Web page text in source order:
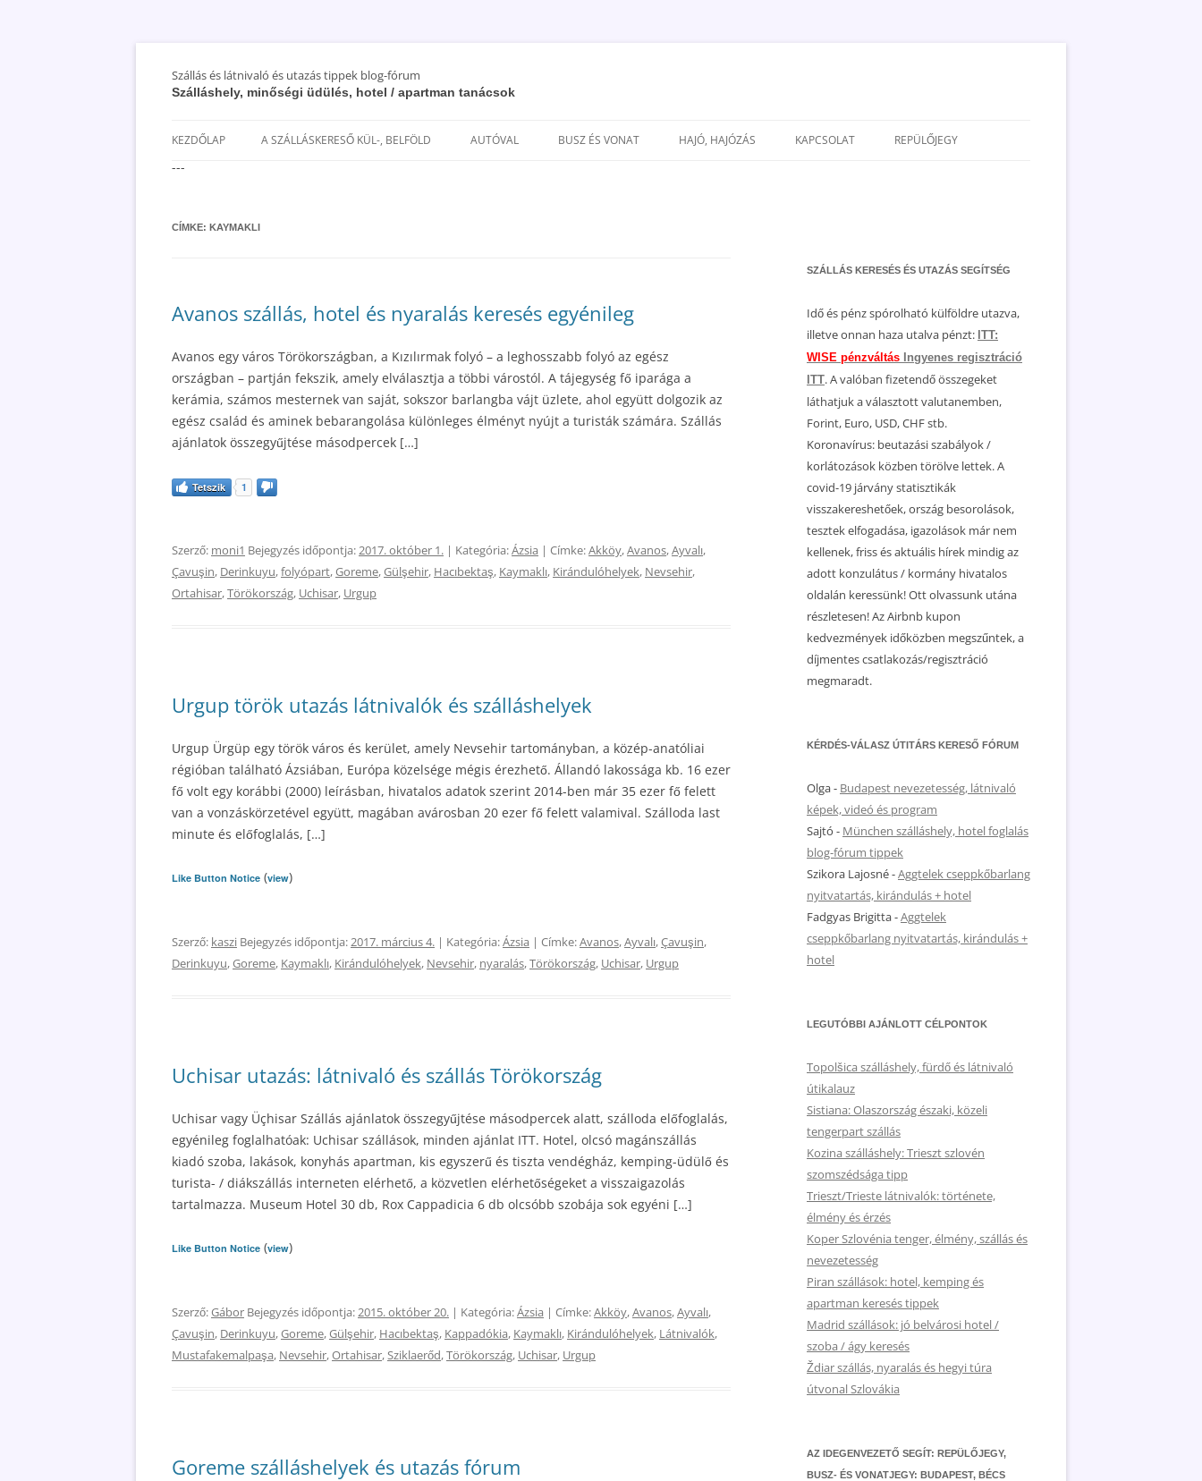
Szállás és látnivaló és utazás tippek blog-fórum
Szálláshely, minőségi üdülés, hotel / apartman tanácsok
a
KEZDŐLAP A SZÁLLÁSKERESŐ KÜL-, BELFÖLD AUTÓVAL BUSZ ÉS VONAT HAJÓ, HAJÓZÁS KAPCSOLAT REPÜLŐJEGY
---
CÍMKE: KAYMAKLI
Avanos szállás, hotel és nyaralás keresés egyénileg
Avanos egy város Törökországban, a Kızılırmak folyó – a leghosszabb folyó az egész
országban – partján fekszik, amely elválasztja a többi várostól. A tájegység fő iparága a
kerámia, számos mesternek van saját, sokszor barlangba vájt üzlete, ahol együtt dolgozik az
egész család és aminek bebarangolása különleges élményt nyújt a turisták számára. Szállás
ajánlatok összegyűjtése másodpercek […]
Tetszik 1
Szerző: moni1 Bejegyzés időpontja:2017. október 1. | Kategória:Ázsia | Címke:Akköy,Avanos,Ayvalı,
Çavuşin, Derinkuyu,folyópart,Goreme,Gülşehir, Hacıbektaş, Kaymaklı, Kirándulóhelyek, Nevsehir,
Ortahisar,Törökország, Uchisar, Urgup
Urgup török utazás látnivalók és szálláshelyek
Urgup Ürgüp egy török város és kerület, amely Nevsehir tartományban, a közép-anatóliai
régióban található Ázsiában, Európa közelsége mégis érezhető. Állandó lakossága kb. 16 ezer
fő volt egy korábbi (2000) leírásban, hivatalos adatok szerint 2014-ben már 35 ezer fő felett
van a vonzáskörzetével együtt, magában avárosban 20 ezer fő felett valamival. Szálloda last
minute és előfoglalás, […]
Like Button Notice (view)
Szerző: kaszi Bejegyzés időpontja:2017. március 4. | Kategória:Ázsia | Címke:Avanos,Ayvalı,Çavuşin,
Derinkuyu,Goreme, Kaymaklı, Kirándulóhelyek, Nevsehir, nyaralás,Törökország, Uchisar, Urgup
Uchisar utazás: látnivaló és szállás Törökország
Uchisar vagy Üçhisar Szállás ajánlatok összegyűjtése másodpercek alatt, szálloda előfoglalás,
egyénileg foglalhatóak: Uchisar szállások, minden ajánlat ITT. Hotel, olcsó magánszállás
kiadó szoba, lakások, konyhás apartman, kis egyszerű és tiszta vendégház, kemping-üdülő és
turista- / diákszállás interneten elérhető, a közvetlen elérhetőségeket a visszaigazolás
tartalmazza. Museum Hotel 30 db, Rox Cappadicia 6 db olcsóbb szobája sok egyéni […]
Like Button Notice (view)
Szerző:Gábor Bejegyzés időpontja:2015. október 20. | Kategória:Ázsia | Címke:Akköy,Avanos,Ayvalı,
Çavuşin, Derinkuyu,Goreme,Gülşehir, Hacıbektaş, Kappadókia, Kaymaklı, Kirándulóhelyek, Látnivalók,
Mustafakemalpaşa, Nevsehir,Ortahisar,Sziklaerőd,Törökország, Uchisar, Urgup
Goreme szálláshelyek és utazás fórum
SZÁLLÁS KERESÉS ÉS UTAZÁS SEGÍTSÉG
Idő és pénz spórolható külföldre utazva,
illetve onnan haza utalva pénzt: ITT:
WISE pénzváltás Ingyenes regisztráció
ITT. A valóban fizetendő összegeket
láthatjuk a választott valutanemben,
Forint, Euro, USD, CHF stb.
Koronavírus: beutazási szabályok /
korlátozások közben törölve lettek. A
covid-19 járvány statisztikák
visszakereshetőek, ország besorolások,
tesztek elfogadása, igazolások már nem
kellenek, friss és aktuális hírek mindig az
adott konzulátus / kormány hivatalos
oldalán keressünk! Ott olvassunk utána
részletesen! Az Airbnb kupon
kedvezmények időközben megszűntek, a
díjmentes csatlakozás/regisztráció
megmaradt.
KÉRDÉS-VÁLASZ ÚTITÁRS KERESŐ FÓRUM
Olga- Budapest nevezetesség, látnivaló
képek, videó és program
Sajtó - München szálláshely, hotel foglalás
blog-fórum tippek
Szikora Lajosné-Aggtelek cseppkőbarlang
nyitvatartás, kirándulás + hotel
Fadgyas Brigitta-Aggtelek
cseppkőbarlang nyitvatartás, kirándulás +
hotel
LEGUTÓBBI AJÁNLOTT CÉLPONTOK
Topolšica szálláshely, fürdő és látnivaló
útikalauz
Sistiana: Olaszország északi, közeli
tengerpart szállás
Kozina szálláshely: Trieszt szlovén
szomszédsága tipp
Trieszt/Trieste látnivalók: története,
élmény és érzés
Koper Szlovénia tenger, élmény, szállás és
nevezetesség
Piran szállások: hotel, kemping és
apartman keresés tippek
Madrid szállások: jó belvárosi hotel /
szoba / ágy keresés
Ždiar szállás, nyaralás és hegyi túra
útvonal Szlovákia
AZ IDEGENVEZETŐ SEGÍT: REPÜLŐJEGY,
BUSZ- ÉS VONATJEGY: BUDAPEST, BÉCS